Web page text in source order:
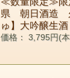
県 朝日酒造
ゅ】大吟醸生
価格： 3,795円(